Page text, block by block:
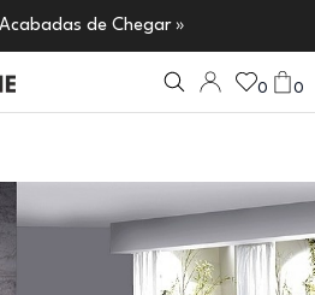
de Chegar »
0 0